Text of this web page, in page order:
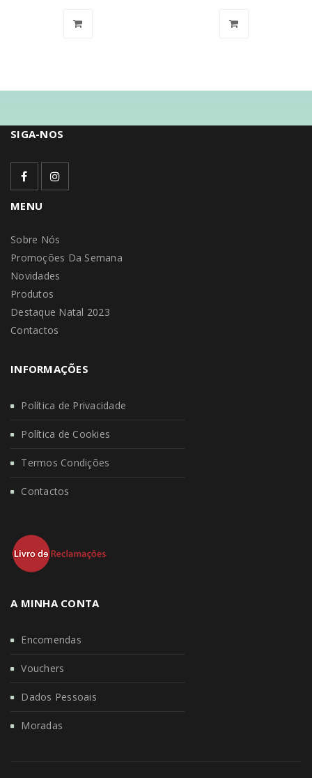
SIGA-NOS
MENU
Sobre Nós
Promoções Da Semana
Novidades
Produtos
Destaque Natal 2023
Contactos
INFORMAÇÕES
Política de Privacidade
Política de Cookies
Termos Condições
Contactos
A MINHA CONTA
Encomendas
Vouchers
Dados Pessoais
Moradas